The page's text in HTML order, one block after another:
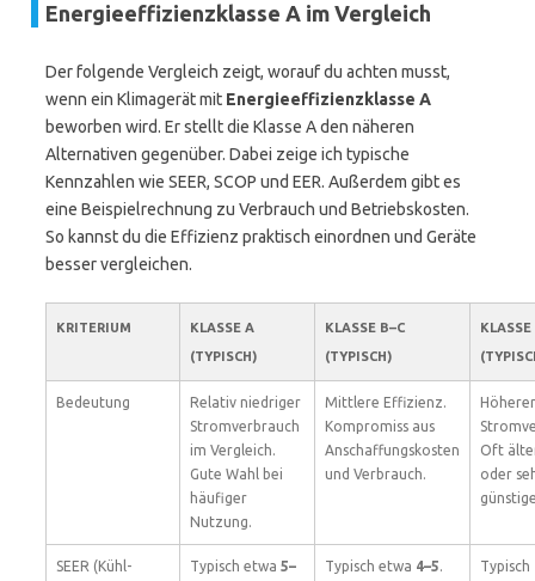
Energieeffizienzklasse A im Vergleich
Der folgende Vergleich zeigt, worauf du achten musst,
wenn ein Klimagerät mit Energieeffizienzklasse A
beworben wird. Er stellt die Klasse A den näheren
Alternativen gegenüber. Dabei zeige ich typische
Kennzahlen wie SEER, SCOP und EER. Außerdem gibt es
eine Beispielrechnung zu Verbrauch und Betriebskosten.
So kannst du die Effizienz praktisch einordnen und Geräte
besser vergleichen.
KRITERIUM
KLASSE A
(TYPISCH)
KLASSE B–C
(TYPISCH)
KLASSE
Bedeutung
Relativ niedriger
Stromverbrauch
im Vergleich.
Gute Wahl bei
häufiger
Nutzung.
Mittlere Effizienz.
Kompromiss aus
Anschaffungskosten
und Verbrauch.
Höherer
Oft
oder
SEER (Kühl-
Typisch etwa 5–
Typisch etwa 4–5. Typisch